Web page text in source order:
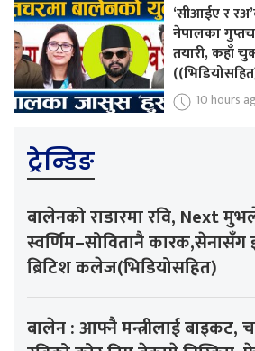
‘सीआईए र
नेपालका
तयारी, कहाँ
10 hours
ट्रेन्डिङ
बालेनको राडारमा रवि, Next
स्वर्णिम–सोवितानै
ब्रिटिश कलेज(भिडियोसहित)
बालेन : आफ्नै मन्त्रीलाई बाइकट,